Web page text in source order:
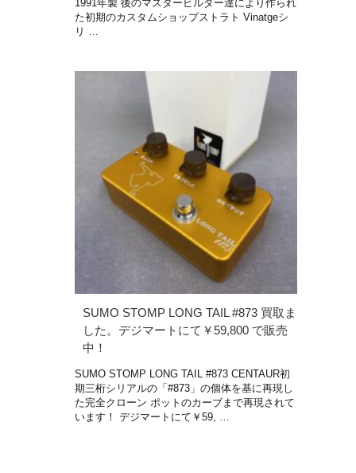
1991年製 後のマスタービルダー達により作られ
た初期のカスタムショップストラト Vinatgeシ
リ …
SUMO STOMP LONG TAIL #873 買取ま
した。デジマートにて￥59,800 で販売
中！
SUMO STOMP LONG TAIL #873 CENTAUR初
期三桁シリアルの「#873」の個体を基に再現し
た完全クローン ポットのカーブまで再現されて
います！ デジマートにて￥59, …